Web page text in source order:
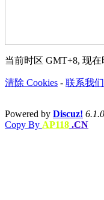
当前时区 GMT+8, 现在
清除 Cookies - 联系我们
Powered by Discuz! 6.1.0
Copy By AP118 .CN